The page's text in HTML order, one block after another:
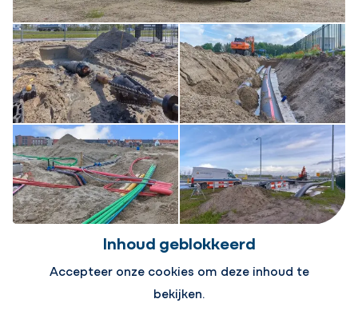
Inhoud geblokkeerd
Accepteer onze cookies om deze inhoud te
bekijken.